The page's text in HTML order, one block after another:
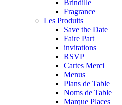
Brindille
Fragrance
Les Produits
Save the Date
Faire Part
invitations
RSVP
Cartes Merci
Menus
Plans de Table
Noms de Table
Marque Places